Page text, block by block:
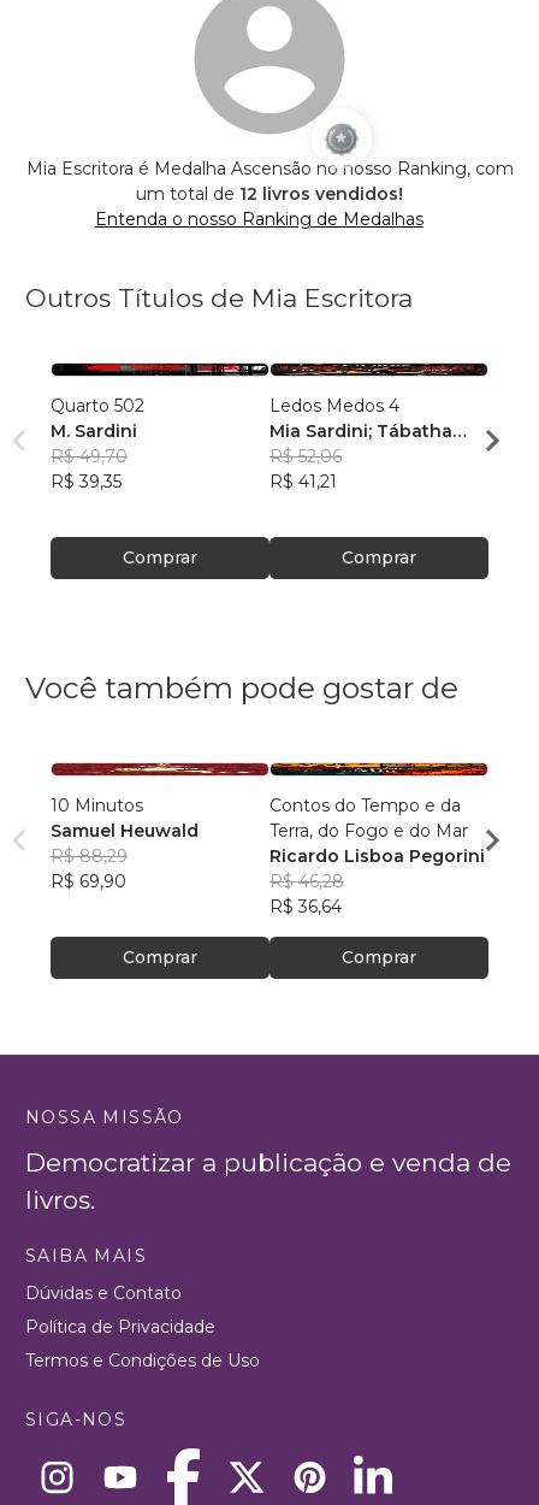
Mia Escritora é Medalha Ascensão no nosso Ranking, com
um total de 12 livros vendidos!
Entenda o nosso Ranking de Medalhas
Outros Títulos de Mia Escritora
Quarto 502
M. Sardini
R$ 49,70
R$ 39,35
Comprar
Ledos Medos 4
Mia Sardini; Tábatha
Gagliera
R$ 52,06
R$ 41,21
Comprar
Mia
R$
Você também pode gostar de
10 Minutos
Samuel Heuwald
R$ 88,29
R$ 69,90
Comprar
Contos do Tempo e da
Terra, do Fogo e do Mar
Ricardo Lisboa Pegorini
R$ 46,28
R$ 36,64
Comprar
NOSSA MISSÃO
Democratizar a publicação e venda de
livros.
SAIBA MAIS
Dúvidas e Contato
Política de Privacidade
Termos e Condições de Uso
SIGA-NOS